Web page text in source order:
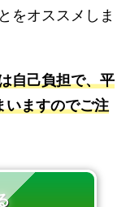
をオススメしま
自己負担で、平
いますのでご注